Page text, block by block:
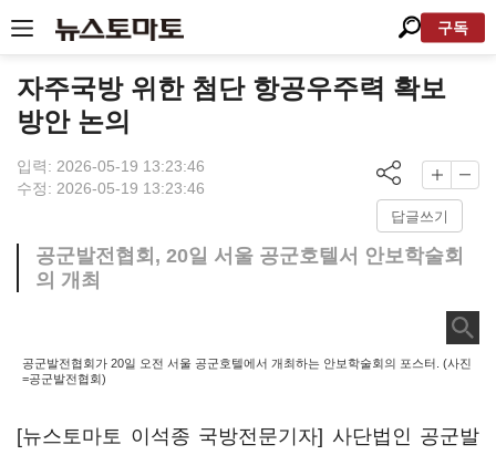
구독
자주국방 위한 첨단 항공우주력 확보
방안 논의
입력: 2026-05-19 13:23:46
수정: 2026-05-19 13:23:46
답글쓰기
공군발전협회, 20일 서울 공군호텔서 안보학술회
의 개최
공군발전협회가 20일 오전 서울 공군호텔에서 개최하는 안보학술회의 포스터. (사진
=공군발전협회)
[뉴스토마토 이석종 국방전문기자] 사단법인 공군발